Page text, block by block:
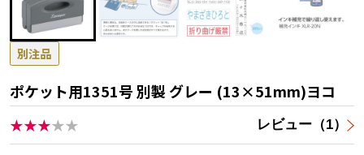
別注品
ポケット用1351号 別製 グレー (13×51mm)ヨコ
★★★★★ レビュー（1）